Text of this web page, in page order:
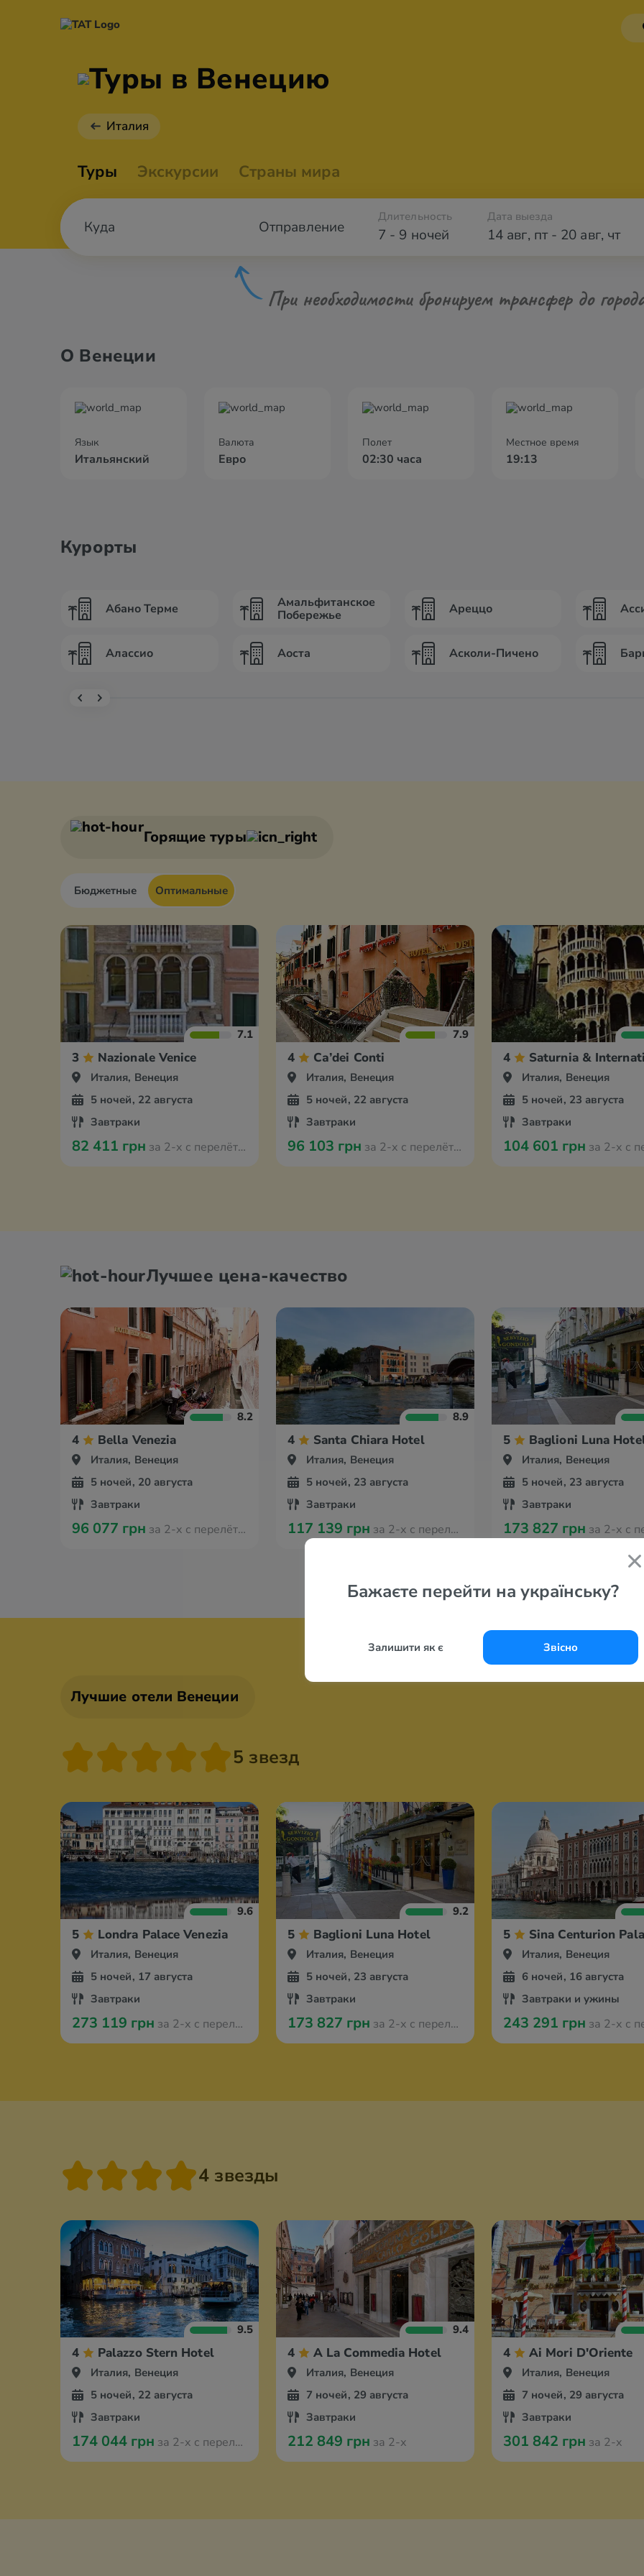
Бажаєте перейти на українську?
Залишити як є Звісно
Туры в Венецию
Италия
Туры Экскурсии Страны мира
Отправление 7 - 9 ночей
Длительность Дата выезда
14 авг, пт- 20 авг, чт
При необходимости бронируем трансфер до
О Венеции
Язык
Итальянский
Валюта
Евро
Полет
02:30 часа
Местное время
19:13
Курорты
Абано Терме
Алассио
Амальфитанское
Побережье
Аоста
Ареццо
Асколи-Пичено
Горящие туры
Бюджетные Оптимальные
7.1
3 Nazionale Venice
Италия, Венеция
5 ночей, 22 августа
Завтраки
82 411 грн за 2-х с перелётом из Варшавы
7.9
4 Cа’dei Conti
Италия, Венеция
5 ночей, 22 августа
Завтраки
96 103 грн за 2-х с перелётом из Варшавы
4 Saturnia &
Италия, Венеция
5 ночей, 23 августа
Завтраки
104 601 грн за 2-х с перелётом
Лучшее цена-качество
8.2
4 Bella Venezia
Италия, Венеция
5 ночей, 20 августа
Завтраки
96 077 грн за 2-х с перелётом из Варшавы
8.9
4 Santa Chiara Hotel
Италия, Венеция
5 ночей, 23 августа
Завтраки
117 139 грн за 2-х с перелётом из Варшавы
5 Baglioni Luna
Италия, Венеция
5 ночей, 23 августа
Завтраки
173 827 грн за 2-х с перелётом
Лучшие отели Венеции
5 звезд
9.6
5 Londra Palace Venezia
Италия, Венеция
5 ночей, 17 августа
Завтраки
273 119 грн за 2-х с перелётом из Варшавы
9.2
5 Baglioni Luna Hotel
Италия, Венеция
5 ночей, 23 августа
Завтраки
173 827 грн за 2-х с перелётом из Варшавы
5 Sina Centurion
Италия, Венеция
6 ночей, 16 августа
Завтраки и ужины
243 291 грн за 2-х с перелётом
4 звезды
9.5
4 Palazzo Stern Hotel
Италия, Венеция
5 ночей, 22 августа
Завтраки
174 044 грн за 2-х с перелётом из Варшавы
9.4
4 A La Commedia Hotel
Италия, Венеция
7 ночей, 29 августа
Завтраки
212 849 грн за 2-х
4 Ai Mori D'Oriente
Италия, Венеция
7 ночей, 29 августа
Завтраки
301 842 грн за 2-х